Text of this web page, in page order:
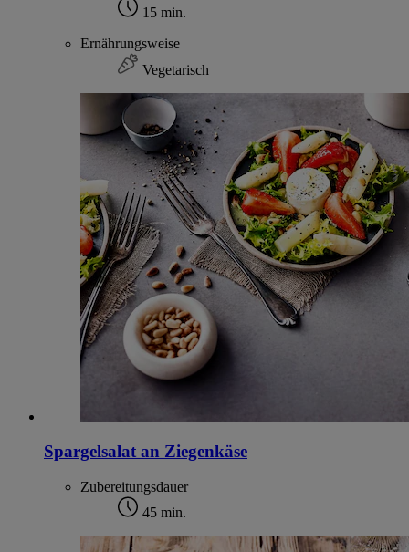
15 min.
Ernährungsweise
Vegetarisch
Spargelsalat an Ziegenkäse
Zubereitungsdauer
45 min.